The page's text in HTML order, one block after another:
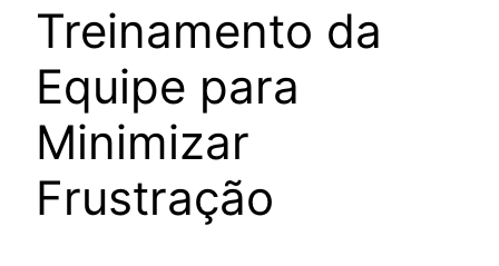
Treinamento da
Equipe para
Minimizar
Frustração